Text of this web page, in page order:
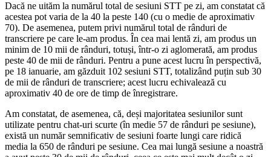
Dacă ne uităm la numărul total de sesiuni STT pe zi, am constatat că
acestea pot varia de la 40 la peste 140 (cu o medie de aproximativ
70). De asemenea, putem privi numărul total de rânduri de
transcriere pe care le-am produs. În cea mai lentă zi, am produs un
minim de 10 mii de rânduri, totuși, într-o zi aglomerată, am produs
peste 40 de mii de rânduri. Pentru a pune acest lucru în perspectivă,
pe 18 ianuarie, am găzduit 102 sesiuni STT, totalizând puțin sub 30
de mii de rânduri de transcriere; acest lucru echivalează cu
aproximativ 40 de ore de timp de înregistrare.
Am constatat, de asemenea, că, deși majoritatea sesiunilor sunt
utilizate pentru chat-uri scurte (în medie 57 de rânduri pe sesiune),
există un număr semnificativ de sesiuni foarte lungi care ridică
media la 650 de rânduri pe sesiune. Cea mai lungă sesiune a noastră